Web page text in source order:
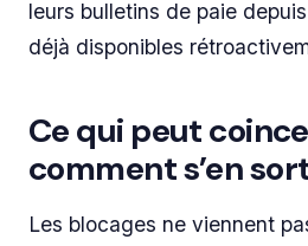
leurs bulletins de paie
déjà disponibles
Ce qui peut
comment s’en
Les blocages ne viennent